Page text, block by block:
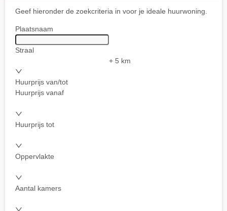
Geef hieronder de zoekcriteria in voor je ideale huurwoning.
Plaatsnaam
Straal
+ 5 km
Huurprijs van/tot
Huurprijs vanaf
Huurprijs tot
Oppervlakte
Aantal kamers